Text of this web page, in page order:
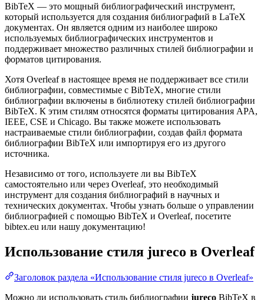
BibTeX — это мощный библиографический инструмент,
который используется для создания библиографий в LaTeX
документах. Он является одним из наиболее широко
используемых библиографических инструментов и
поддерживает множество различных стилей библиографии и
форматов цитирования.
Хотя Overleaf в настоящее время не поддерживает все стили
библиографии, совместимые с BibTeX, многие стили
библиографии включены в библиотеку стилей библиографии
BibTeX. К этим стилям относятся форматы цитирования APA,
IEEE, CSE и Chicago. Вы также можете использовать
настраиваемые стили библиографии, создав файл формата
библиографии BibTeX или импортируя его из другого
источника.
Независимо от того, используете ли вы BibTeX
самостоятельно или через Overleaf, это необходимый
инструмент для создания библиографий в научных и
технических документах. Чтобы узнать больше о управлении
библиографией с помощью BibTeX и Overleaf, посетите
bibtex.eu или нашу документацию!
Использование стиля jureco в Overleaf
Заголовок раздела «Использование стиля jureco в Overleaf»
Можно ли использовать стиль библиографии jureco BibTeX в